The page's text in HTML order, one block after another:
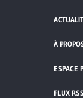
À
ESPACE
FLUX